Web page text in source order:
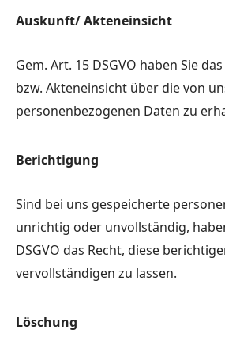
Auskunft/ Akteneinsicht
Gem. Art. 15 DSGVO haben Sie
bzw. Akteneinsicht über die von
personenbezogenen Daten zu
Berichtigung
Sind bei uns gespeicherte
unrichtig oder unvollständig,
DSGVO das Recht, diese
vervollständigen zu lassen.
Löschung